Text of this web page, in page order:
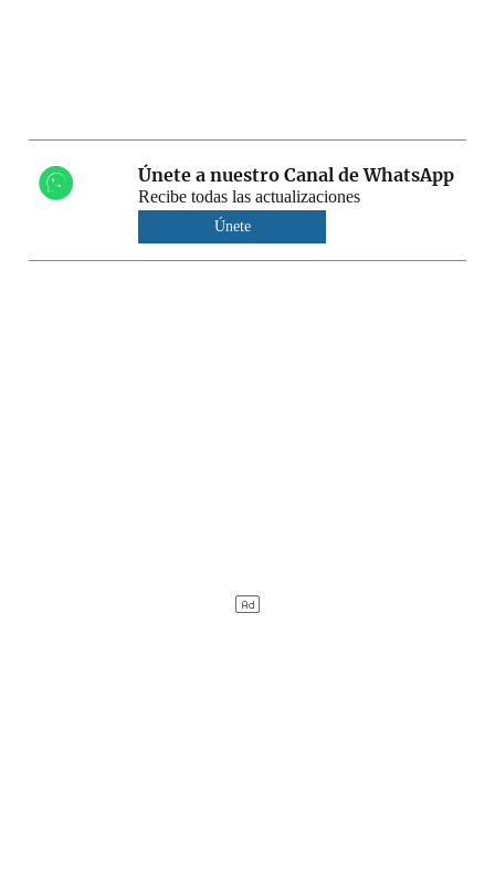
Únete a nuestro Canal de WhatsApp
Recibe todas las actualizaciones
Únete